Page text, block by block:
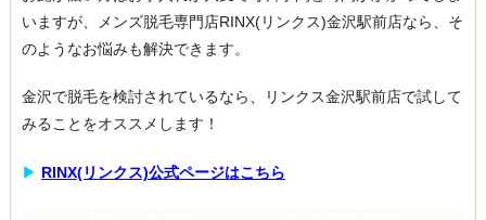
いますが、メンズ脱毛専門店RINX(リンクス)金沢駅前店なら、そ
のようなお悩みも解決できます。
金沢で脱毛を検討されているなら、リンクス金沢駅前店で試して
みることをオススメします！
▶︎ RINX(リンクス)公式ページはこちら